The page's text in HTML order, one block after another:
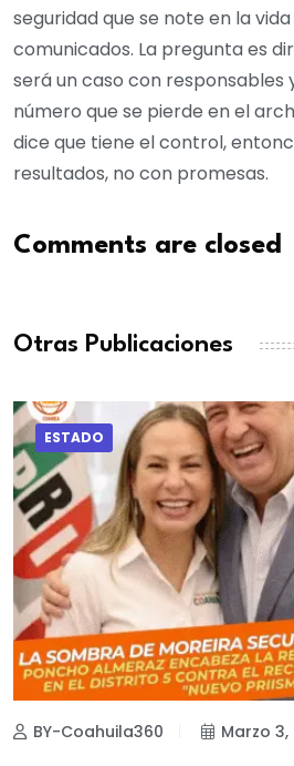
seguridad que se note en la
comunicados. La pregunta es
será un caso con responsables
número que se pierde en el
dice que tiene el control,
resultados, no con promesas.
Comments are closed
Otras Publicaciones
ESTADO
BY-Coahuila360 Marzo 3,